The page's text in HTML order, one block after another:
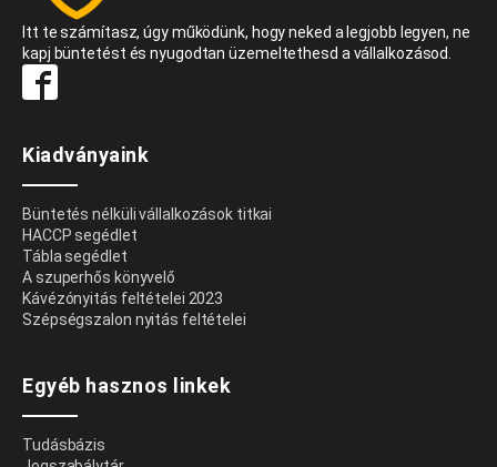
Itt te számítasz, úgy működünk, hogy neked a legjobb legyen, ne
kapj büntetést és nyugodtan üzemeltethesd a vállalkozásod.
Kiadványaink
Büntetés nélküli vállalkozások titkai
HACCP segédlet
Tábla segédlet
A szuperhős könyvelő
Kávézónyitás feltételei 2023
Szépségszalon nyitás feltételei
Egyéb hasznos linkek
Tudásbázis